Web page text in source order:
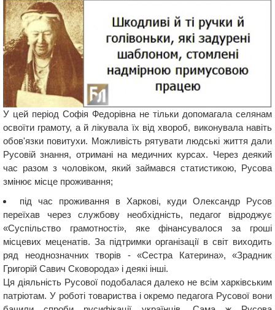
У цей період Софія Федорівна не тільки допомагала селянам
освоїти грамоту, а й лікувала їх від хвороб, виконувала навіть
обов'язки повитухи. Можливість рятувати людські життя дали
Русовій знання, отримані на медичних курсах. Через деякий
час разом з чоловіком, який займався статистикою, Русова
змінює місце проживання;
під час проживання в Харкові, куди Олександр Русов
переїхав через службову необхідність, педагог відроджує
«Суспільство грамотності», яке фінансувалося за гроші
місцевих меценатів. За підтримки організації в світ виходить
ряд неоднозначних творів - «Сестра Катерина», «Зрадник
Григорій Савич Сковорода» і деякі інші.
Ця діяльність Русової подобалася далеко не всім харківським
патріотам. У роботі товариства і окремо педагога Русової вони